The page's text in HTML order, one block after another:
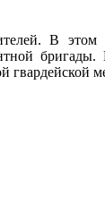
В
гвардейской